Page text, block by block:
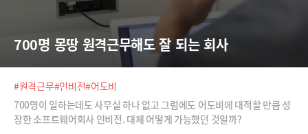
700명 몽땅 원격근무해도 잘 되는 회사
#원격근무#인비전#어도비
700명이 일하는데도 사무실 하나 없고 그럼에도 어도비에 대적할 만큼 성
장한 소프트웨어회사 인비전. 대체 어떻게 가능했던 것일까?